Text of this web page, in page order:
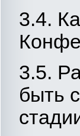
3.4.
3.5.
быть